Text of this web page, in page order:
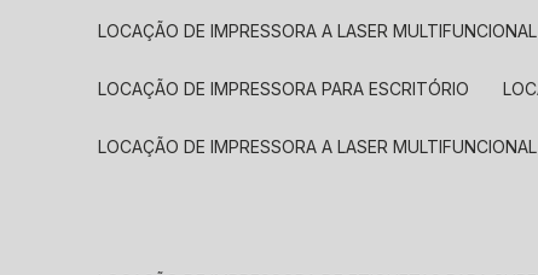
LOCAÇÃO DE IMPRESSORA A LASER MULTIFUNCIONAL
LOCAÇÃO DE IMPRESSORA PARA ESCRITÓRIO
LOCAÇÃO DE IMPRESSORA A LASER